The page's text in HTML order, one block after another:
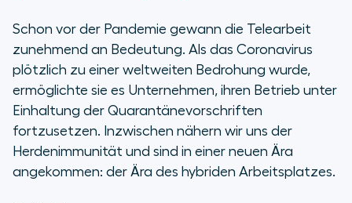
Verschiedene Arten hybrider
Arbeitsplätze
Die richtigen Tools für einen
effektiven hybriden Arbeitsplatz
Schon vor der Pandemie gewann die Telearbeit
zunehmend an Bedeutung. Als das Coronavirus
plötzlich zu einer weltweiten Bedrohung wurde,
ermöglichte sie es Unternehmen, ihren Betrieb unter
Einhaltung der Quarantänevorschriften
fortzusetzen. Inzwischen nähern wir uns der
Herdenimmunität und sind in einer neuen Ära
angekommen: der Ära des hybriden Arbeitsplatzes.